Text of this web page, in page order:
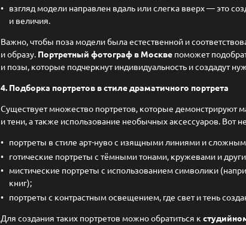
взгляд модели направлен вдаль или слегка вверх — это
и величия.
Важно, чтобы поза модели была естественной и
и образу. Портретный фотограф в Москвепоможет
и позы, которые подчеркнут индивидуальность и создадут
4. Подборка портретов в стиле драматичного портрета
Существует множество портретов, которые демонстрируют
и тени, а также использование необычных аксессуаров. Вот
портреты в стиле арт-нуво с изящными линиями и
готические портреты с тёмными тонами, кружевами и
мистические портреты с использованием символики
книг);
портреты с контрастным освещением, где свет и тень
Для создания таких портретов можно обратиться к